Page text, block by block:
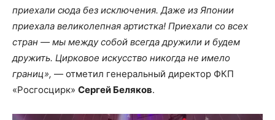
приехали сюда без исключения. Даже из Японии
приехала великолепная артистка! Приехали со всех
стран — мы между собой всегда дружили и будем
дружить. Цирковое искусство никогда не имело
границ», — отметил генеральный директор ФКП
«Росгосцирк» Сергей Беляков.